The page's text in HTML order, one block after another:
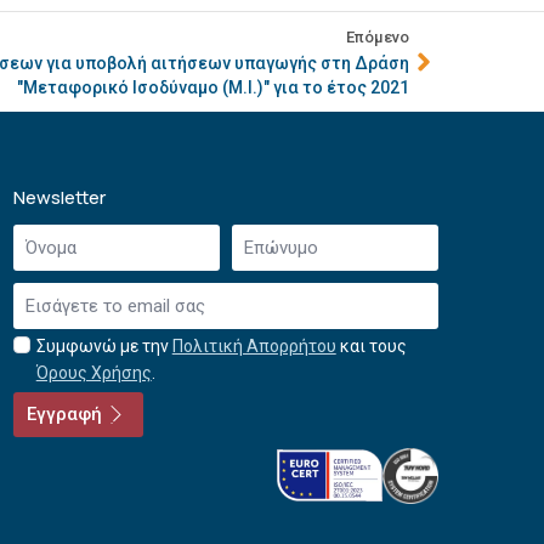
Επόμενο
για υποβολή αιτήσεων υπαγωγής στη Δράση
"Μεταφορικό Ισοδύναμο (Μ.Ι.)" για το έτος 2021
Newsletter
Όνομα
Επώνυμο
Email
Αποδοχή
όρων
χρήσης
*
Συμφωνώ με την Πολιτική Απορρήτου και τους
Όρους Χρήσης
Εγγραφή